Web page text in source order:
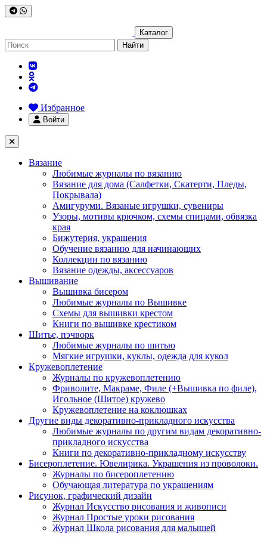
Каталог
Найти
Избранное
Войти
Вязание
Любимые журналы по вязанию
Вязание для дома (Салфетки, Скатерти, Пледы,
Покрывала)
Амигуруми. Вязаные игрушки, сувениры
Узоры, мотивы крючком, схемы спицами, обвязка
края
Бижутерия, украшения
Обучение вязанию для начинающих
Коллекции по вязанию
Вязание одежды, аксессуаров
Вышивание
Вышивка бисером
Любимые журналы по Вышивке
Схемы для вышивки крестом
Книги по вышивке крестиком
Шитье, пэчворк
Любимые журналы по шитью
Мягкие игрушки, куклы, одежда для кукол
Кружевоплетение
Журналы по кружевоплетению
Фриволите, Макраме, Филе (+Вышивка по филе),
Игольное (Шитое) кружево
Кружевоплетение на коклюшках
Другие виды декоративно-прикладного искусства
Любимые журналы по другим видам декоративно-
прикладного искусства
Книги по декоративно-прикладному искусству
Бисероплетение. Ювелирика. Украшения из проволоки.
Журналы по бисероплетению
Обучающая литература по украшениям
Рисунок, графический дизайн
Журнал Искусство рисования и живописи
Журнал Простые уроки рисования
Журнал Школа рисования для малышей